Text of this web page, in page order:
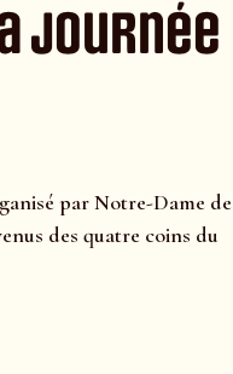
journée
par Notre-Dame de
des quatre coins du